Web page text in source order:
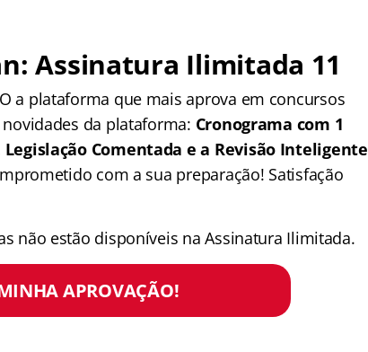
Assinatura Ilimitada 11
a plataforma que mais aprova em concursos
da plataforma: Cronograma com 1
Comentada e a Revisão Inteligente
com a sua preparação! Satisfação
não estão disponíveis na Assinatura Ilimitada.
APROVAÇÃO!